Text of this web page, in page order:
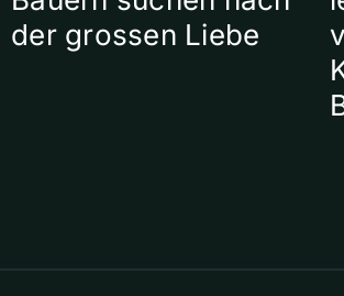
der grossen Liebe